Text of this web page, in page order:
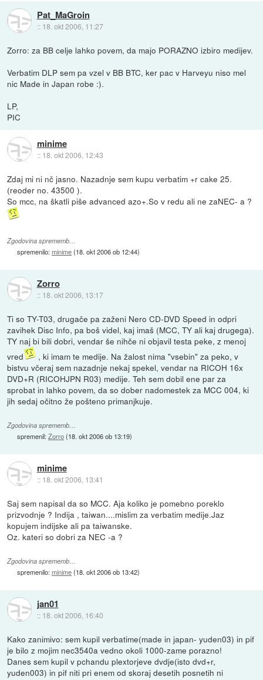
Pat_MaGroin
:: 18. okt 2006, 11:27
Zorro: za BB celje lahko povem, da majo PORAZNO izbiro medijev.
Verbatim DLP sem pa vzel v BB BTC, ker pac v Harveyu niso mel
nic Made in Japan robe :).
LP,
PIC
minime
:: 18. okt 2006, 12:43
Zdaj mi ni nč jasno. Nazadnje sem kupu verbatim +r cake 25.
(reoder no. 43500 ).
So mcc, na škatli piše advanced azo+.So v redu ali ne zaNEC- a ?
Zgodovina sprememb…
spremenilo:minime(18. okt 2006 ob 12:44)
Zorro
:: 18. okt 2006, 13:17
Ti so TY-T03, drugače pa zaženi Nero CD-DVD Speed in odpri
zavihek Disc Info, pa boš videl, kaj imaš (MCC, TY ali kaj drugega).
TY naj bi bili dobri, vendar še nihče ni objavil testa peke, z menoj
vred
, ki imam te medije. Na žalost nima "vsebin" za peko, v
bistvu včeraj sem nazadnje nekaj spekel, vendar na RICOH 16x
DVD+R (RICOHJPN R03) medije. Teh sem dobil ene par za
sprobat in lahko povem, da so dober nadomestek za MCC 004, ki
jih sedaj očitno že pošteno primanjkuje.
Zgodovina sprememb…
spremenil:Zorro(18. okt 2006 ob 13:19)
minime
:: 18. okt 2006, 13:41
Saj sem napisal da so MCC. Aja koliko je pomebno poreklo
prizvodnje ? Indija , taiwan....mislim za verbatim medije.Jaz
kopujem indijske ali pa taiwanske.
Oz. kateri so dobri za NEC -a ?
Zgodovina sprememb…
spremenilo:minime(18. okt 2006 ob 13:42)
jan01
:: 18. okt 2006, 16:40
Kako zanimivo: sem kupil verbatime(made in japan- yuden03) in pif
je bilo z mojim nec3540a vedno okoli 1000-zame porazno!
Danes sem kupil v pchandu plextorjeve dvdje(isto dvd+r,
yuden003) in pif niti pri enem od skoraj desetih posnetih ni